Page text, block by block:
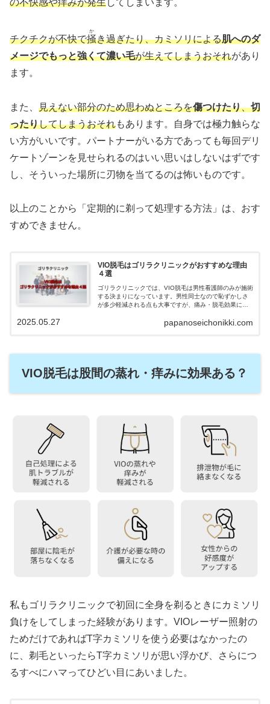
の不快感や痒みが発生してしまいます。
チクチクが不快で掻
か
き過ぎたり、カミソリによる肌へのダ
メージでもっと強くて濃い毛が生えてしまうおそれがあり
ます。
また、 見えない部分のため思わぬところを傷つけたり、切
ったりしてしまうおそれもあります。自身では極力触らな
い方がいいです。パートナーがいる方であっても毎回デリ
ケートゾーンを見せられるのはいい思いはしないはずです
し、そういった場所に刃物を当てるのは怖いものです。
以上のことから「定期的に剃って処理する方法」は、おす
すめできません。
VIO脱毛はゴリラクリニックがおすすめな理由
４選
ゴリラクリニックでは、VIO脱毛は男性看護師のみが施術
する決まりになっています。男性同士なので恥ずかしさ
が多少軽減される点も大事ですが、痛み・脱毛効果にも
お金を出して痛い思いをしているのに、脱毛効果が弱い
papanoseichonikki.com
2025.05.27
VIO脱毛は股間の蒸れ・痒みに効果ある？
私もゴリラクリニックで初回に全身を剃るときにカミソリ
負けをしてしまった経験があります。VIOレーザー照射の
ためだけであればT字カミソリを使う必要はなかったの
に、剃毛といったらT字カミソリが思い浮かび、さらにつ
るすべにハマってひどい目にあいました。